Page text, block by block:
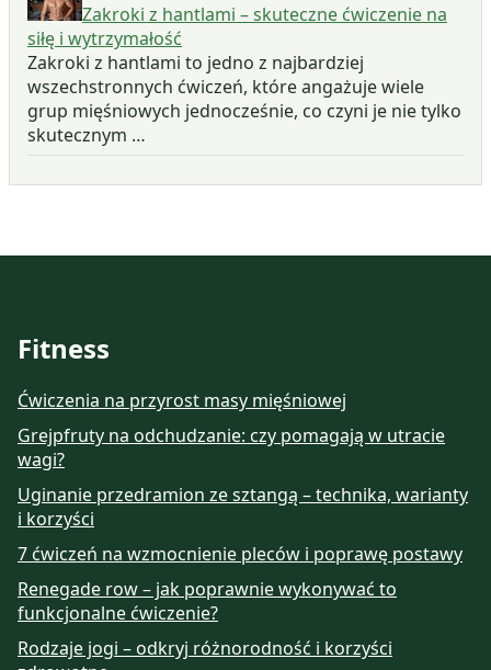
Zakroki z hantlami – skuteczne ćwiczenie na
siłę i wytrzymałość
Zakroki z hantlami to jedno z najbardziej
wszechstronnych ćwiczeń, które angażuje wiele
grup mięśniowych jednocześnie, co czyni je nie tylko
skutecznym …
Fitness
Ćwiczenia na przyrost masy mięśniowej
Grejpfruty na odchudzanie: czy pomagają w utracie
wagi?
Uginanie przedramion ze sztangą – technika, warianty
i korzyści
7 ćwiczeń na wzmocnienie pleców i poprawę postawy
Renegade row – jak poprawnie wykonywać to
funkcjonalne ćwiczenie?
Rodzaje jogi – odkryj różnorodność i korzyści